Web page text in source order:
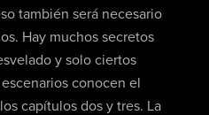
también será necesario
Hay muchos secretos
y solo ciertos
conocen el
capítulos dos y tres. La